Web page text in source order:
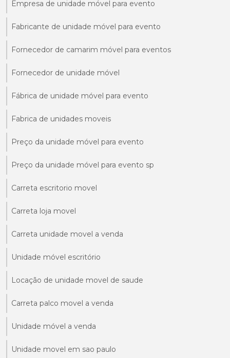
Empresa de unidade móvel para evento
Fabricante de unidade móvel para evento
Fornecedor de camarim móvel para eventos
Fornecedor de unidade móvel
Fábrica de unidade móvel para evento
Fabrica de unidades moveis
Preço da unidade móvel para evento
Preço da unidade móvel para evento sp
Carreta escritorio movel
Carreta loja movel
Carreta unidade movel a venda
Unidade móvel escritório
Locação de unidade movel de saude
Carreta palco movel a venda
Unidade móvel a venda
Unidade movel em sao paulo